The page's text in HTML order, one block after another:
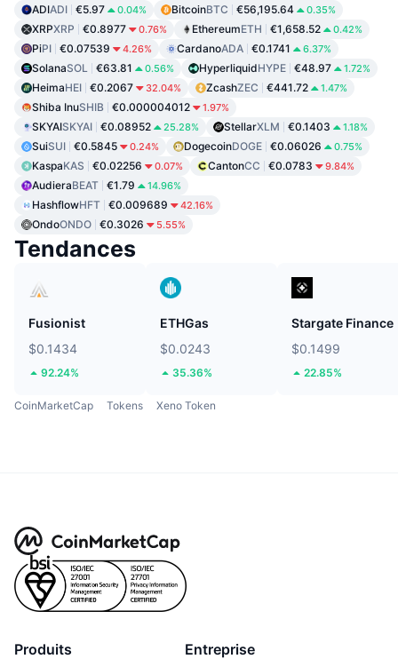
ADIADI €5.97 0.04% BitcoinBTC €56,195.64 0.35%
XRPXRP €0.8977 0.76% EthereumETH €1,658.52 0.42%
PiPI €0.07539 4.26% CardanoADA €0.1741 6.37%
SolanaSOL €63.81 0.56% HyperliquidHYPE €48.97 1.72%
HeimaHEI €0.2067 32.04% ZcashZEC €441.72 1.47%
Shiba InuSHIB €0.000004012 1.97%
SKYAISKYAI €0.08952 25.28% StellarXLM €0.1403 1.18%
SuiSUI €0.5845 0.24% DogecoinDOGE €0.06026 0.75%
KaspaKAS €0.02256 0.07% CantonCC €0.0783 9.84%
AudieraBEAT €1.79 14.96%
HashflowHFT €0.009689 42.16%
OndoONDO €0.3026 5.55%
Tendances
Fusionist
$0.1434
92.24%
ETHGas
$0.0243
35.36%
Stargate Finance
$0.1499
22.85%
CoinMarketCap Tokens Xeno Token
Produits Entreprise